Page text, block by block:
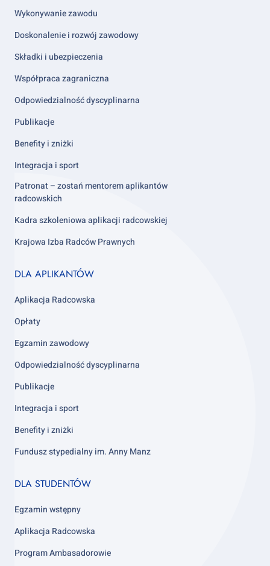
2
Wykonywanie zawodu
Doskonalenie i rozwój zawodowy
Składki i ubezpieczenia
Współpraca zagraniczna
Odpowiedzialność dyscyplinarna
Publikacje
Benefity i zniżki
Integracja i sport
Patronat – zostań mentorem aplikantów
radcowskich
Kadra szkoleniowa aplikacji radcowskiej
Krajowa Izba Radców Prawnych
Footer
3
DLA APLIKANTÓW
Aplikacja Radcowska
Opłaty
Egzamin zawodowy
Odpowiedzialność dyscyplinarna
Publikacje
Integracja i sport
Benefity i zniżki
Fundusz stypedialny im. Anny Manz
Footer
4
DLA STUDENTÓW
Egzamin wstępny
Aplikacja Radcowska
Program Ambasadorowie